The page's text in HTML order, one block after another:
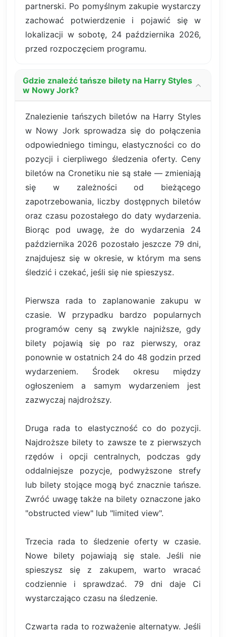
partnerski. Po pomyślnym zakupie wystarczy
zachować potwierdzenie i pojawić się w
lokalizacji w sobotę, 24 października 2026,
przed rozpoczęciem programu.
Gdzie znaleźć tańsze bilety na Harry Styles
w Nowy Jork?
Znalezienie tańszych biletów na Harry Styles
w Nowy Jork sprowadza się do połączenia
odpowiedniego timingu, elastyczności co do
pozycji i cierpliwego śledzenia oferty. Ceny
biletów na Cronetiku nie są stałe — zmieniają
się w zależności od bieżącego
zapotrzebowania, liczby dostępnych biletów
oraz czasu pozostałego do daty wydarzenia.
Biorąc pod uwagę, że do wydarzenia 24
października 2026 pozostało jeszcze 79 dni,
znajdujesz się w okresie, w którym ma sens
śledzić i czekać, jeśli się nie spieszysz.
Pierwsza rada to zaplanowanie zakupu w
czasie. W przypadku bardzo popularnych
programów ceny są zwykle najniższe, gdy
bilety pojawią się po raz pierwszy, oraz
ponownie w ostatnich 24 do 48 godzin przed
wydarzeniem. Środek okresu między
ogłoszeniem a samym wydarzeniem jest
zazwyczaj najdroższy.
Druga rada to elastyczność co do pozycji.
Najdroższe bilety to zawsze te z pierwszych
rzędów i opcji centralnych, podczas gdy
oddalniejsze pozycje, podwyższone strefy
lub bilety stojące mogą być znacznie tańsze.
Zwróć uwagę także na bilety oznaczone jako
"obstructed view" lub "limited view".
Trzecia rada to śledzenie oferty w czasie.
Nowe bilety pojawiają się stale. Jeśli nie
spieszysz się z zakupem, warto wracać
codziennie i sprawdzać. 79 dni daje Ci
wystarczająco czasu na śledzenie.
Czwarta rada to rozważenie alternatyw. Jeśli